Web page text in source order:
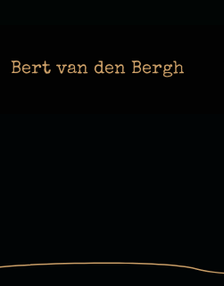
Bert van den Bergh